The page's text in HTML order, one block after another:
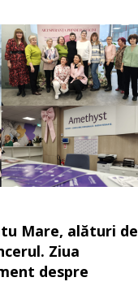
Mare, alături de
Ziua
despre